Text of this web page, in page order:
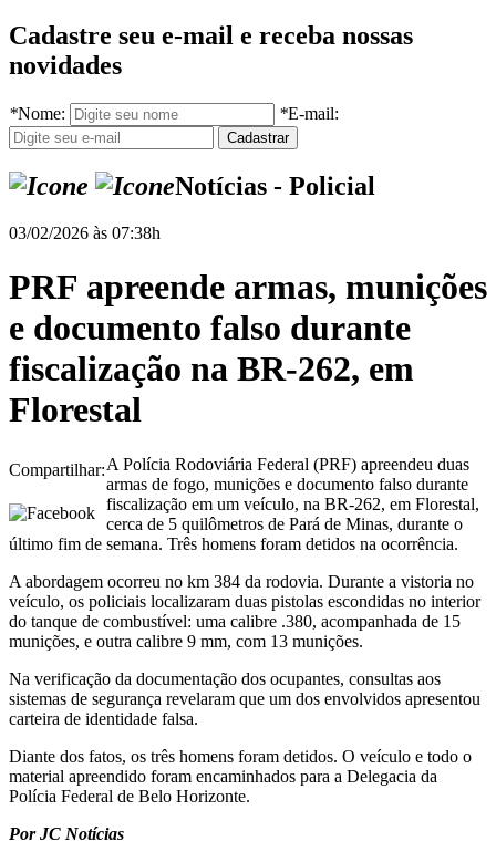
Cadastre seu e-mail e receba nossas
novidades
*Nome: *E-mail:
Notícias - Policial
03/02/2026 às 07:38h
PRF apreende armas, munições
e documento falso durante
fiscalização na BR-262, em
Florestal
Compartilhar:A Polícia Rodoviária Federal (PRF) apreendeu duas
armas de fogo, munições e documento falso durante
fiscalização em um veículo, na BR-262, em Florestal,
cerca de 5 quilômetros de Pará de Minas, durante o
último fim de semana. Três homens foram detidos na ocorrência.
A abordagem ocorreu no km 384 da rodovia. Durante a vistoria no
veículo, os policiais localizaram duas pistolas escondidas no interior
do tanque de combustível: uma calibre .380, acompanhada de 15
munições, e outra calibre 9 mm, com 13 munições.
Na verificação da documentação dos ocupantes, consultas aos
sistemas de segurança revelaram que um dos envolvidos apresentou
carteira de identidade falsa.
Diante dos fatos, os três homens foram detidos. O veículo e todo o
material apreendido foram encaminhados para a Delegacia da
Polícia Federal de Belo Horizonte.
Por JC Notícias